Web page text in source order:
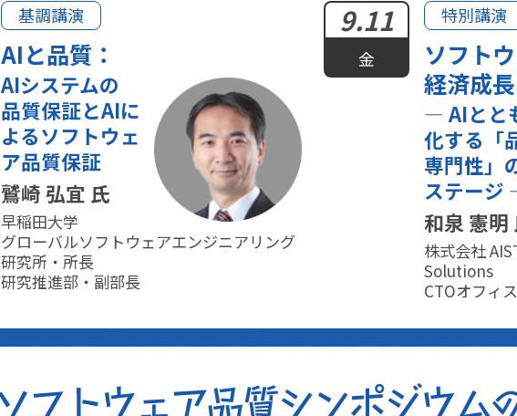
基調講演
AIと品質：
AIシステムの
品質保証とAIに
よるソフトウェ
ア品質保証
鷲崎 弘宜 氏
早稲田大学
グローバルソフトウェアエンジニアリング
研究所・所長
研究推進部・副部長
9.11
金
特別講演
ソフト
経済成
― AIとと
化する「
専門性」
ステージ
和泉 憲明
株式会社
Solutions
CTOオフィ